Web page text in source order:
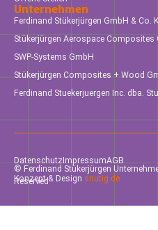
Unternehmen
Ferdinand Stükerjürgen GmbH & Co.
Stükerjürgen Aerospace Composites
SWP-Systems GmbH
Stükerjürgen Composites + Wood
Ferdinand Stuekerjuergen Inc. dba.
DatenschutzImpressumAGB
© Ferdinand Stükerjürgen
Reserved
Konzept & Design snutig.de